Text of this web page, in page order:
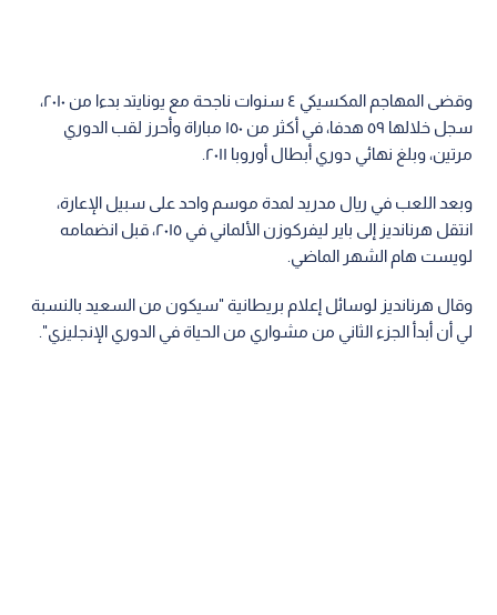
وقضى المهاجم المكسيكي ٤ سنوات ناجحة مع يونايتد بدءا من ٢٠١٠،
سجل خلالها ٥٩ هدفا، في أكثر من ١٥٠ مباراة وأحرز لقب الدوري
مرتين، وبلغ نهائي دوري أبطال أوروبا ٢٠١١.
وبعد اللعب في ريال مدريد لمدة موسم واحد على سبيل الإعارة،
انتقل هرنانديز إلى باير ليفركوزن الألماني في ٢٠١٥، قبل انضمامه
لويست هام الشهر الماضي.
وقال هرنانديز لوسائل إعلام بريطانية "سيكون من السعيد بالنسبة
لي أن أبدأ الجزء الثاني من مشواري من الحياة في الدوري الإنجليزي".